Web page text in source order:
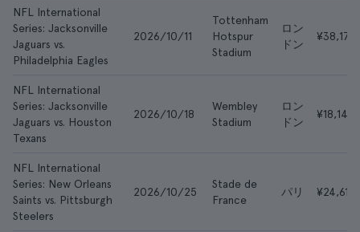
NFL International
Series: Jacksonville
Jaguars vs.
Philadelphia Eagles
2026/10/11
Tottenham
Hotspur
Stadium
ロン
ドン
¥38,176
NFL International
Series: Jacksonville
Jaguars vs. Houston
Texans
2026/10/18
Wembley
Stadium
ロン
ドン
¥18,142
NFL International
Series: New Orleans
Saints vs. Pittsburgh
Steelers
2026/10/25
Stade de
France
パリ ¥24,610